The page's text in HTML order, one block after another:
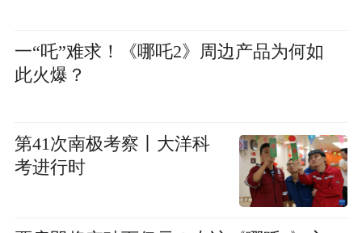
一“吒”难求！《哪吒2》周边产品为何如
此火爆？
第41次南极考察丨大洋科
考进行时